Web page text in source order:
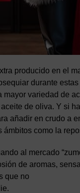
producido en el
durante
mayor variedad de
de oliva. Y si
añadir en crudo a
ámbitos como la
al mercado
de aromas,
que no